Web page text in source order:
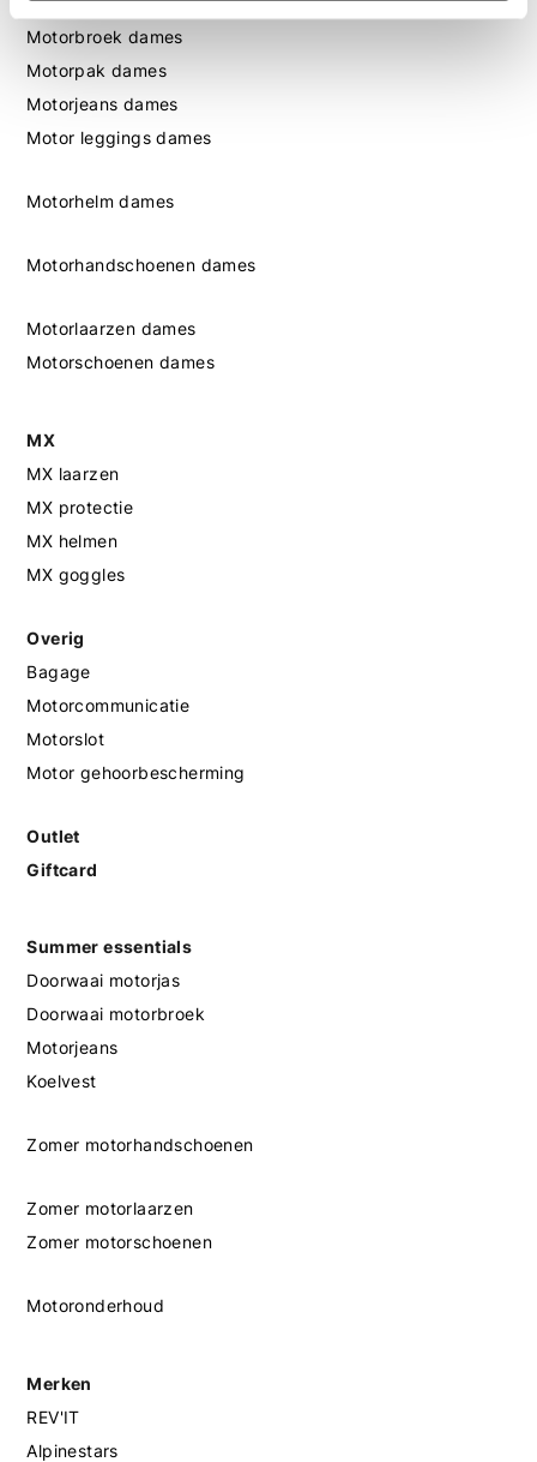
Motorbroek dames
Motorpak dames
Motorjeans dames
Motor leggings dames
Motorhelm dames
Motorhandschoenen dames
Motorlaarzen dames
Motorschoenen dames
MX
MX laarzen
MX protectie
MX helmen
MX goggles
Overig
Bagage
Motorcommunicatie
Motorslot
Motor gehoorbescherming
Outlet
Giftcard
Summer essentials
Doorwaai motorjas
Doorwaai motorbroek
Motorjeans
Koelvest
Zomer motorhandschoenen
Zomer motorlaarzen
Zomer motorschoenen
Motoronderhoud
Merken
REV'IT
Alpinestars